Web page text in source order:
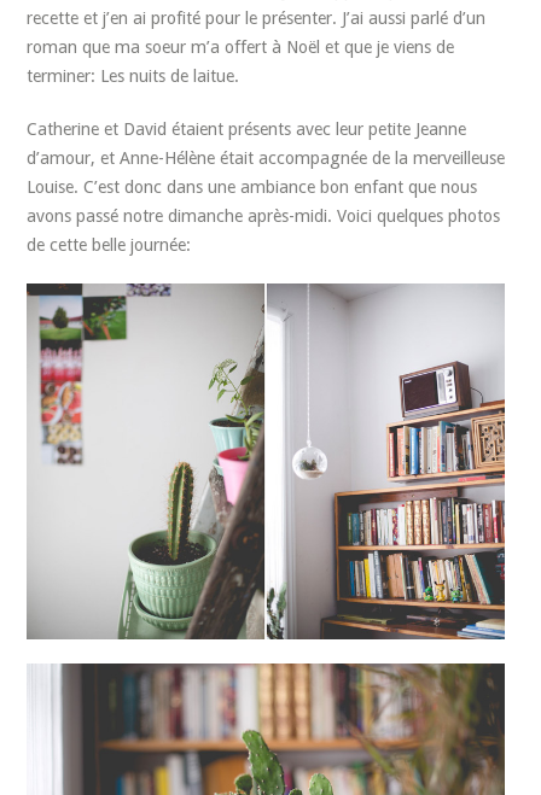
recette et j’en ai profité pour le présenter. J’ai aussi parlé d’un
roman que ma soeur m’a offert à Noël et que je viens de
terminer: Les nuits de laitue.
Catherine et David étaient présents avec leur petite Jeanne
d’amour, et Anne-Hélène était accompagnée de la merveilleuse
Louise. C’est donc dans une ambiance bon enfant que nous
avons passé notre dimanche après-midi. Voici quelques photos
de cette belle journée: